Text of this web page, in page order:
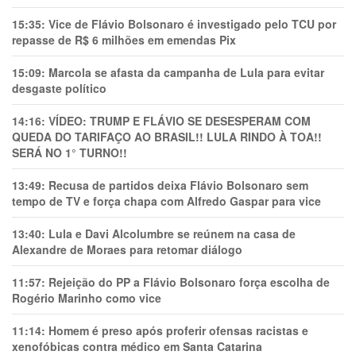
15:35: Vice de Flávio Bolsonaro é investigado pelo TCU por
repasse de R$ 6 milhões em emendas Pix
15:09: Marcola se afasta da campanha de Lula para evitar
desgaste político
14:16: VÍDEO: TRUMP E FLÁVIO SE DESESPERAM COM
QUEDA DO TARIFAÇO AO BRASIL!! LULA RINDO À TOA!!
SERÁ NO 1° TURNO!!
13:49: Recusa de partidos deixa Flávio Bolsonaro sem
tempo de TV e força chapa com Alfredo Gaspar para vice
13:40: Lula e Davi Alcolumbre se reúnem na casa de
Alexandre de Moraes para retomar diálogo
11:57: Rejeição do PP a Flávio Bolsonaro força escolha de
Rogério Marinho como vice
11:14: Homem é preso após proferir ofensas racistas e
xenofóbicas contra médico em Santa Catarina